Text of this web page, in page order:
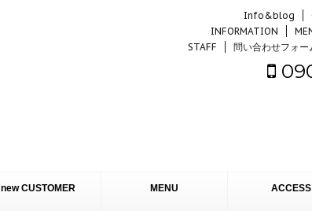
Info&blog
INFORMATION
STAFF
問い合わせフォー
new CUSTOMER MENU ACCESS